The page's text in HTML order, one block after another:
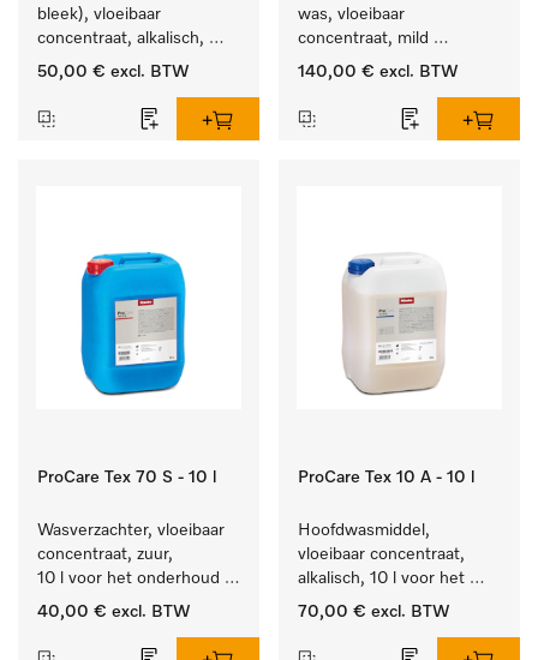
bleek), vloeibaar
concentraat, alkalisch,
5 l voor het reinigen van
kleurechte bonte was.
50,00 € excl. BTW
was, vloeibaar
concentraat, mild
alkalisch, 20 l voor het
en gevoelig textiel.
140,00 € excl. BTW
ProCare Tex 70 S - 10 l
Wasverzachter, vloeibaar
concentraat, zuur,
10 l voor het onderhoud
van vezels zodat het
40,00 € excl. BTW
ProCare Tex 10 A - 10 l
Hoofdwasmiddel,
vloeibaar concentraat,
alkalisch, 10 l voor het
reinigen van wit wasgoed
70,00 € excl. BTW